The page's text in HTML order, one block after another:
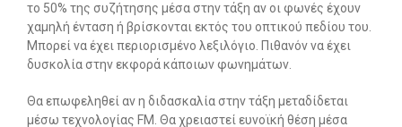
το 50% της συζήτησης μέσα στην τάξη αν οι φωνές έχουν
χαμηλή ένταση ή βρίσκονται εκτός του οπτικού πεδίου του.
Μπορεί να έχει περιορισμένο λεξιλόγιο. Πιθανόν να έχει
δυσκολία στην εκφορά κάποιων φωνημάτων.
Θα επωφεληθεί αν η διδασκαλία στην τάξη μεταδίδεται
μέσω τεχνολογίας FM. Θα χρειαστεί ευνοϊκή θέση μέσα